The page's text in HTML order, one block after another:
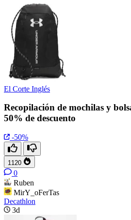
El Corte Inglés
Recopilación de mochilas y
50% de descuento
-50%
1120
0
Ruben
MirY_oFerTas
Decathlon
3d